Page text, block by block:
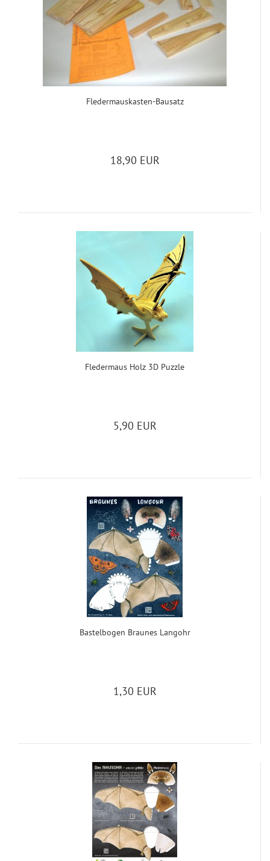
Fledermauskasten-​​Bau­satz
18,90 EUR
Fle­der­maus Holz 3D Puz­zle
5,90 EUR
Bas­t­el­bo­gen Brau­nes Lang­ohr
1,30 EUR